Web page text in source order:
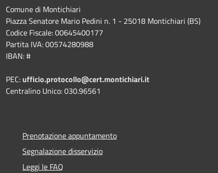
Comune di Montichiari
Piazza Senatore Mario Pedini n. 1 - 25018 Montichiari (BS)
Codice Fiscale: 00645400177
Partita IVA: 00574280988
IBAN: #
PEC: ufficio.protocollo@cert.montichiari.it
Centralino Unico: 030.96561
Prenotazione appuntamento
Segnalazione disservizio
Leggi le FAQ